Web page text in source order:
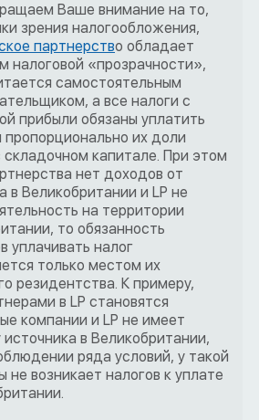
Ваше внимание на то,
зрения налогообложения,
партнерство обладает
налоговой «прозрачности»,
самостоятельным
а все налоги с
прибыли обязаны уплатить
пропорционально их доли
складочном капитале. При этом
нет доходов от
в Великобритании и LP не
на территории
то обязанность
уплачивать налог
только местом их
резидентства. К примеру,
в LP становятся
компании и LP не имеет
источника в Великобритании,
ряда условий, у такой
не возникает налогов к уплате